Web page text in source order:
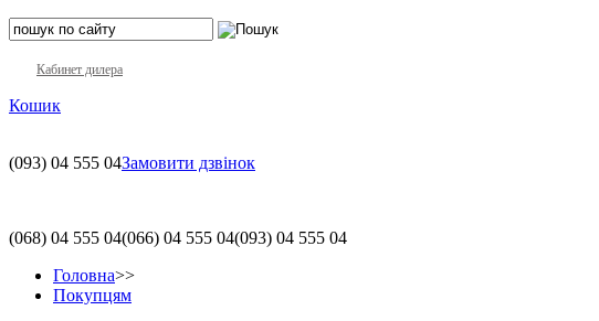
Кабинет дилера
Кошик
(093) 04 555 04Замовити дзвінок
(068) 04 555 04(066) 04 555 04(093) 04 555 04
Головна>>
Покупцям